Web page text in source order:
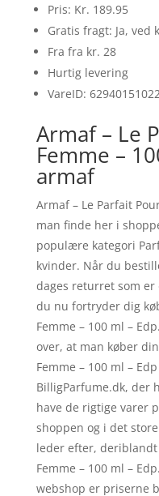
Pris: Kr. 189.95
Gratis fragt: Ja, ved
Fra fra kr. 28
Hurtig levering
VareID:
Armaf – Le
Femme –
armaf
Armaf – Le Parfait
man finde her i
populære kategori
kvinder. Når du
dages returret som
du nu fortryder dig
Femme – 100 ml –
over, at man køber
Femme – 100 ml –
BilligParfume.dk, der
have de rigtige varer
shoppen og i det
leder efter, deriblandt
Femme – 100 ml –
webshop er priserne